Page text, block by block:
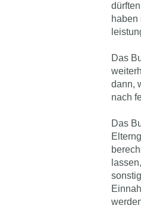
haben
Das
dann,
nach
Das